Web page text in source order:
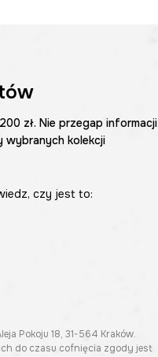
zł. Nie przegap informacji
wybranych kolekcji
czy jest to:
Pokoju 18, 31-564 Kraków.
do czasu cofnięcia zgody jest